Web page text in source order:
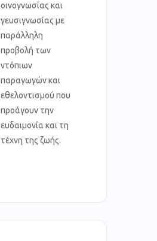
οινογνωσίας και
γευσιγνωσίας με
παράλληλη
προβολή των
ντόπιων
παραγωγών και
εθελοντισμού που
προάγουν την
ευδαιμονία και τη
τέχνη της ζωής.